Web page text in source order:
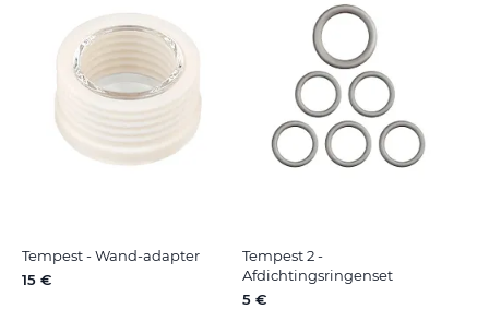
Tempest - Wand-adapter
15 €
Tempest 2 -
Afdichtingsringenset
5 €